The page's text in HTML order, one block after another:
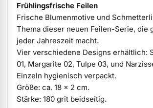
Frühlingsfrische Feilen
Frische Blumenmotive und
Thema dieser neuen Feilen-Serie, die
jeder Jahreszeit macht.
Vier verschiedene Designs erhältlich:
01, Margarite 02, Tulpe 03, und
Einzeln hygienisch verpackt.
Größe: ca. 18 x 2 cm.
Stärke: 180 grit beidseitig.